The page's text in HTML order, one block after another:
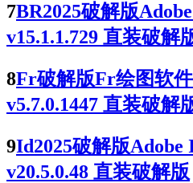
7BR2025破解版
v15.1.1.729 直装破解
8Fr破解版Fr绘图软件
v5.7.0.1447 直装破解
9Id2025破解版Adobe
v20.5.0.48 直装破解版